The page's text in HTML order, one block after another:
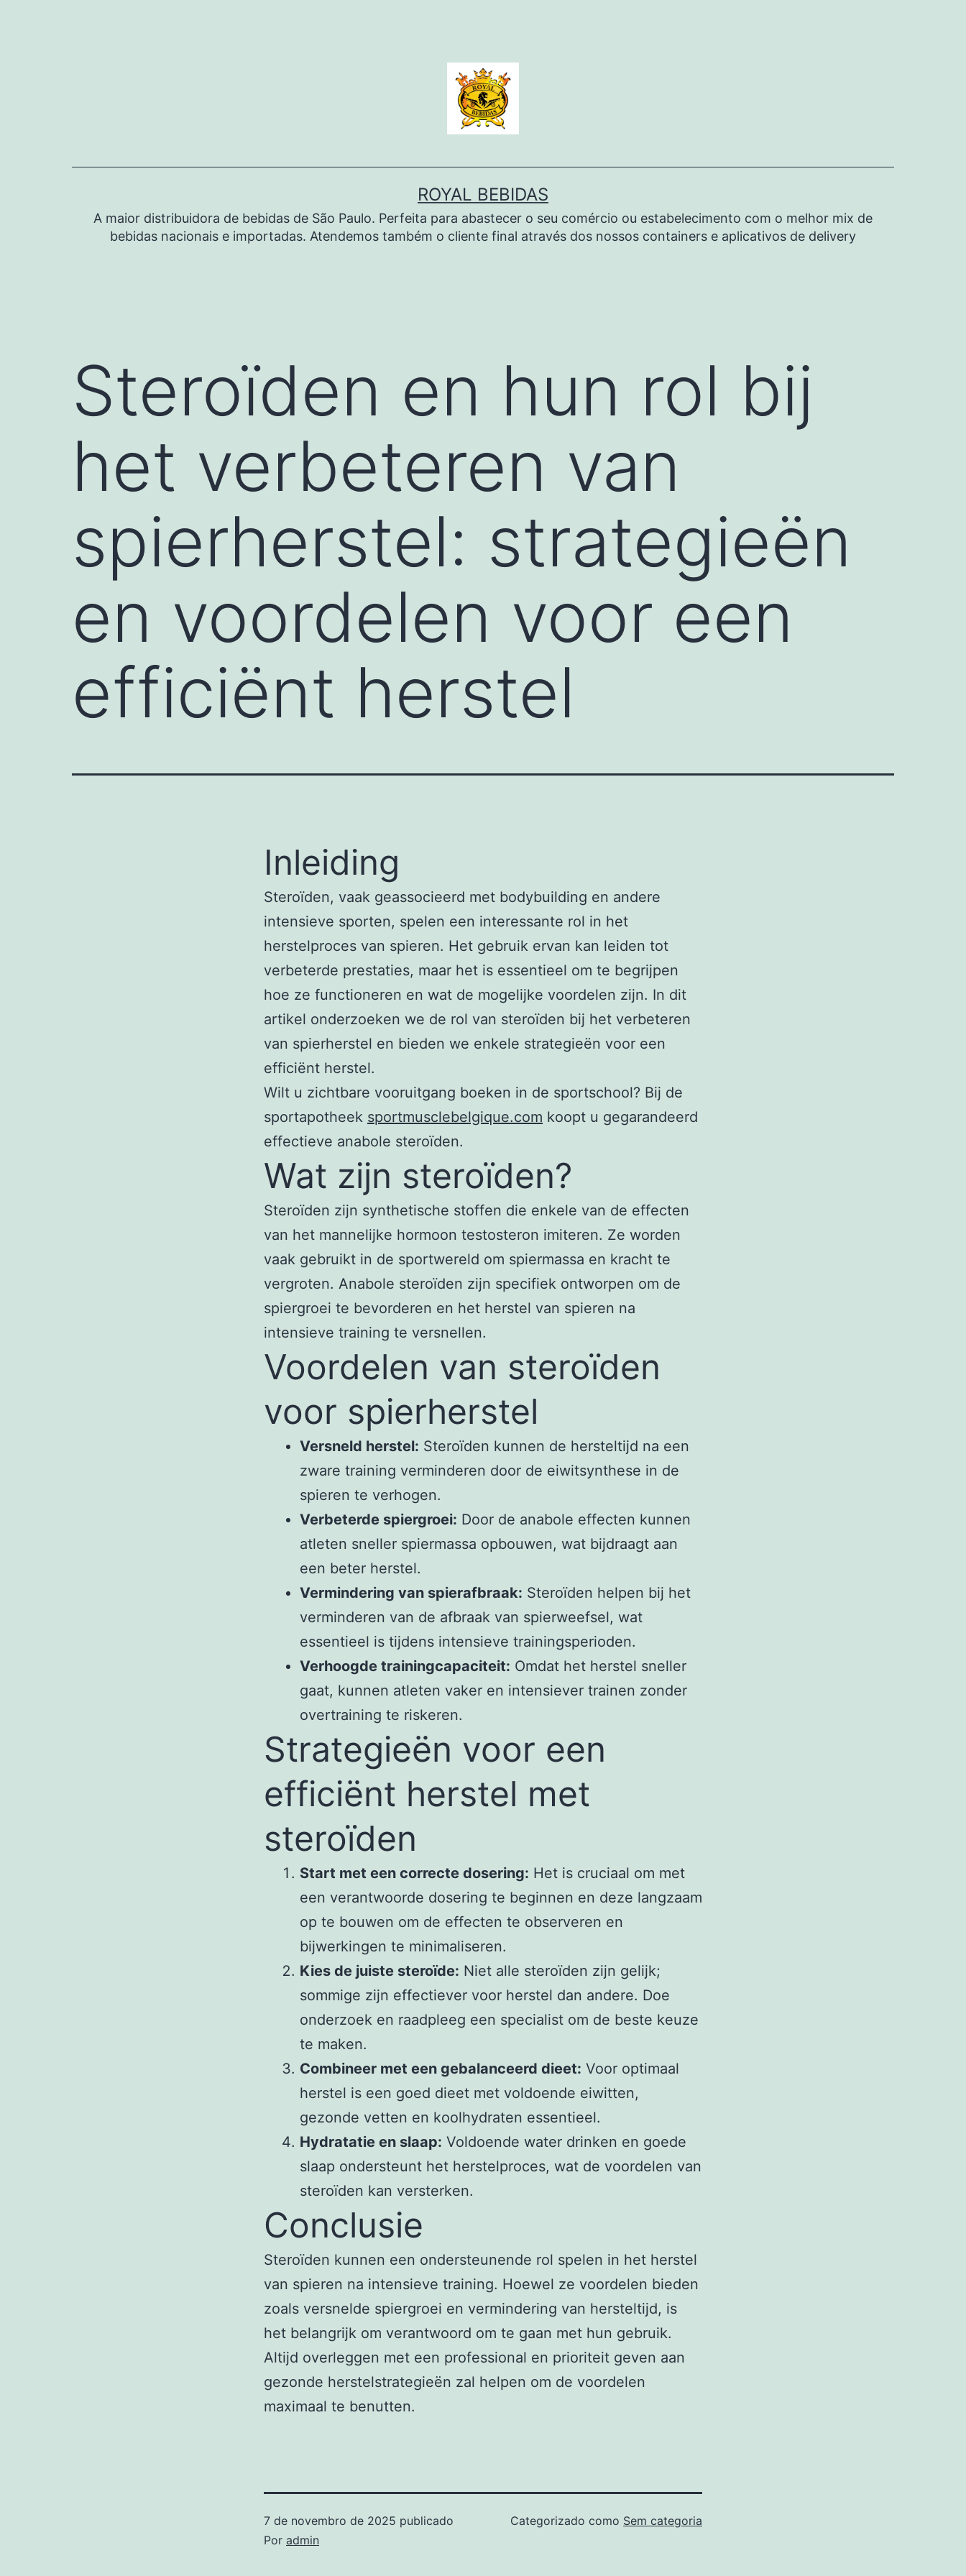
ROYAL BEBIDAS
A maior distribuidora de bebidas de São Paulo. Perfeita para abastecer o seu comércio ou estabelecimento com o melhor mix de
bebidas nacionais e importadas. Atendemos também o cliente final através dos nossos containers e aplicativos de delivery
Steroïden en hun rol bij
het verbeteren van
spierherstel: strategieën
en voordelen voor een
efficiënt herstel
Inleiding
Steroïden, vaak geassocieerd met bodybuilding en andere
intensieve sporten, spelen een interessante rol in het
herstelproces van spieren. Het gebruik ervan kan leiden tot
verbeterde prestaties, maar het is essentieel om te begrijpen
hoe ze functioneren en wat de mogelijke voordelen zijn. In dit
artikel onderzoeken we de rol van steroïden bij het verbeteren
van spierherstel en bieden we enkele strategieën voor een
efficiënt herstel.
Wilt u zichtbare vooruitgang boeken in de sportschool? Bij de
sportapotheek sportmusclebelgique.com koopt u gegarandeerd
effectieve anabole steroïden.
Wat zijn steroïden?
Steroïden zijn synthetische stoffen die enkele van de effecten
van het mannelijke hormoon testosteron imiteren. Ze worden
vaak gebruikt in de sportwereld om spiermassa en kracht te
vergroten. Anabole steroïden zijn specifiek ontworpen om de
spiergroei te bevorderen en het herstel van spieren na
intensieve training te versnellen.
Voordelen van steroïden
voor spierherstel
Versneld herstel: Steroïden kunnen de hersteltijd na een
zware training verminderen door de eiwitsynthese in de
spieren te verhogen.
Verbeterde spiergroei: Door de anabole effecten kunnen
atleten sneller spiermassa opbouwen, wat bijdraagt aan
een beter herstel.
Vermindering van spierafbraak: Steroïden helpen bij het
verminderen van de afbraak van spierweefsel, wat
essentieel is tijdens intensieve trainingsperioden.
Verhoogde trainingcapaciteit: Omdat het herstel sneller
gaat, kunnen atleten vaker en intensiever trainen zonder
overtraining te riskeren.
Strategieën voor een
efficiënt herstel met
steroïden
Start met een correcte dosering: Het is cruciaal om met
een verantwoorde dosering te beginnen en deze langzaam
op te bouwen om de effecten te observeren en
bijwerkingen te minimaliseren.
Kies de juiste steroïde: Niet alle steroïden zijn gelijk;
sommige zijn effectiever voor herstel dan andere. Doe
onderzoek en raadpleeg een specialist om de beste keuze
te maken.
Combineer met een gebalanceerd dieet: Voor optimaal
herstel is een goed dieet met voldoende eiwitten,
gezonde vetten en koolhydraten essentieel.
Hydratatie en slaap: Voldoende water drinken en goede
slaap ondersteunt het herstelproces, wat de voordelen van
steroïden kan versterken.
Conclusie
Steroïden kunnen een ondersteunende rol spelen in het herstel
van spieren na intensieve training. Hoewel ze voordelen bieden
zoals versnelde spiergroei en vermindering van hersteltijd, is
het belangrijk om verantwoord om te gaan met hun gebruik.
Altijd overleggen met een professional en prioriteit geven aan
gezonde herstelstrategieën zal helpen om de voordelen
maximaal te benutten.
7 de novembro de 2025 publicado
Por admin
Categorizado como Sem categoria